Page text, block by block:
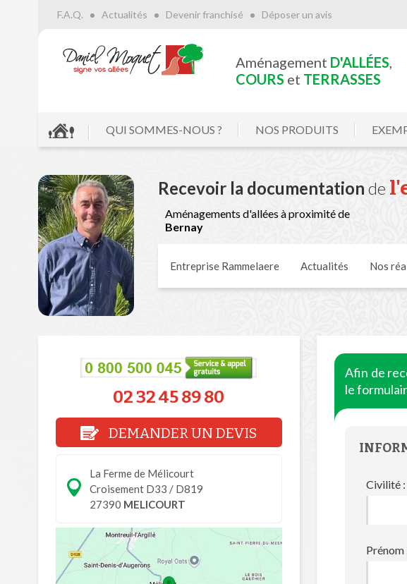
F.A.Q. Actualités Devenir franchisé Déposer un avis
Aménagement D'ALLÉES,
COURS et TERRASSES
QUI SOMMES-NOUS ? NOS PRODUITS
Recevoir la documentation de
Aménagements d'allées à proximité de
Bernay
Entreprise Rammelaere Actualités Nos
02 32 45 89 80
DEMANDER UN DEVIS
La Ferme de Mélicourt
Croisement D33 / D819
27390 MELICOURT
Afin de
le
Civilité :
Prénom